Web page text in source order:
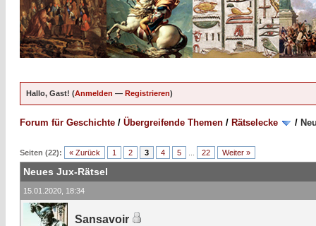
Hallo, Gast! (Anmelden — Registrieren)
Forum für Geschichte / Übergreifende Themen / Rätselecke /
Seiten (22): « Zurück 1 2 3 4 5 22 Weiter »
Neues Jux-Rätsel
15.01.2020, 18:34
Sansavoir